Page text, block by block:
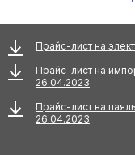
Прайс-лист на
Прайс-лист на
26.04.2023
Прайс-лист на
26.04.2023